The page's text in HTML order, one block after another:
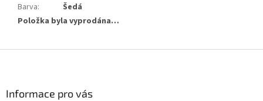
Barva:
Šedá
Položka byla vyprodána…
Informace pro vás